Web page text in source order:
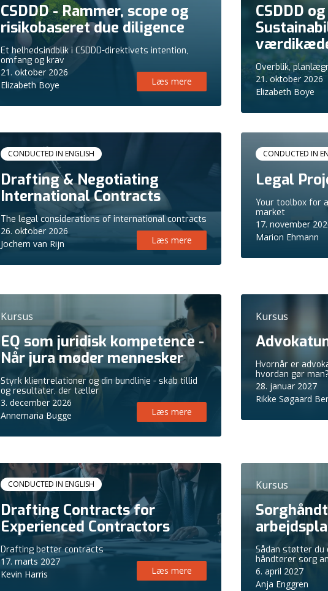
CSDDD - Rammer, scope og
risikobaseret due diligence
Et helhedsindblik i CSDDD-direktivets intention,
omfang og krav
21. oktober 2026
Elizabeth Boye
Læs mere
CSDDD
Overblik,
21. oktober 2026
Elizabeth Boye
CONDUCTED IN ENGLISH
Kursus
Drafting & Negotiating
International Contracts
The legal considerations of international contracts
26. oktober 2026
Jochem van Rijn
Læs mere
CONDUCTED IN
Kursus
Legal
Your toolbox for
market
17. november
Marion Ehmann
Kursus
EQ som juridisk kompetence -
Når jura møder mennesker
Styrk klientrelationer og din bundlinje - skab tillid
og resultater, der tæller
3. december 2026
Annemaria Bugge
Læs mere
Kursus
Hvornår er
hvordan gør man?
28. januar 2027
Rikke Søgaard
CONDUCTED IN ENGLISH
Kursus
Drafting Contracts for
Experienced Contractors
Drafting better contracts
17. marts 2027
Kevin Harris
Læs mere
Kursus
Sådan støtter du
håndterer sorg
6. april 2027
Anja Enggren